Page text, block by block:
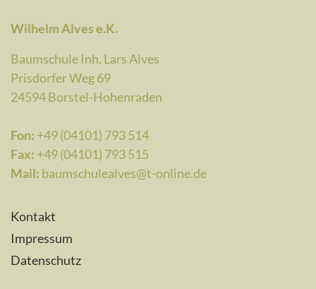
Wilhelm Alves e.K.
Baumschule Inh. Lars Alves
Prisdorfer Weg 69
24594 Borstel-Hohenraden
Fon: +49 (04101) 793 514
Fax: +49 (04101) 793 515
Mail: baumschulealves@t-online.de
Kontakt
Impressum
Datenschutz